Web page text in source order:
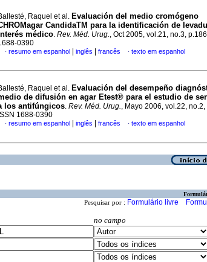
Raquel et al. Evaluación del medio cromógeno
CandidaTM para la identificación de
médico. Rev. Méd. Urug., Oct 2005, vol.21, no.3,
0390
· resumo em espanhol inglês francês · texto em espanhol
Raquel et al. Evaluación del desempeño
de difusión en agar Etest® para el estudio de
los antifúngicos. Rev. Méd. Urug., Mayo 2006, vol.22,
ISSN 1688-0390
· resumo em espanhol inglês francês · texto em espanhol
Pesquisar por : Formulário livre
no campo